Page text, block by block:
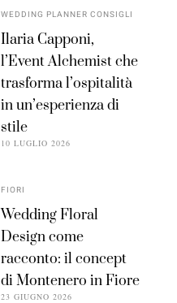
WEDDING PLANNER CONSIGLI
Ilaria Capponi,
l’Event Alchemist che
trasforma l’ospitalità
in un’esperienza di
stile
10 LUGLIO 2026
FIORI
Wedding Floral
Design come
racconto: il concept
di Montenero in Fiore
23 GIUGNO 2026